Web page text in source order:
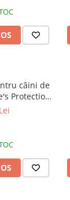
70g
câini de
Protection
Dogs
1.5